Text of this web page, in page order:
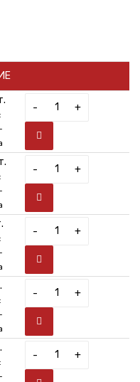
- +
- +
- +
- +
- +